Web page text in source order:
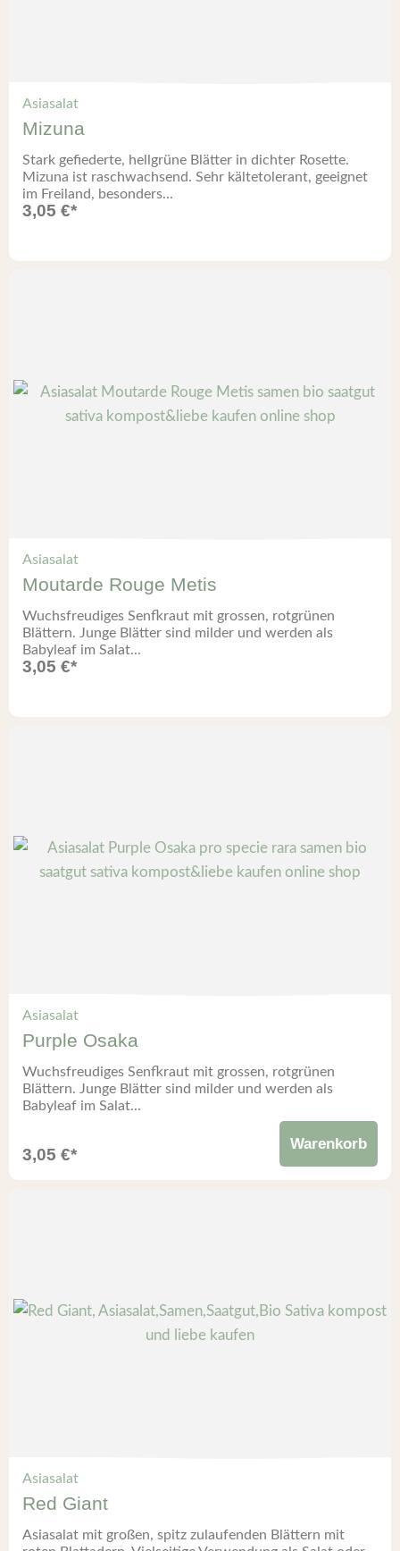
Asiasalat
Mizuna
Stark gefiederte, hellgrüne Blätter in dichter Rosette.
Mizuna ist raschwachsend. Sehr kältetolerant, geeignet
im Freiland, besonders...
3,05 €*
Asiasalat
Moutarde Rouge Metis
Wuchsfreudiges Senfkraut mit grossen, rotgrünen
Blättern. Junge Blätter sind milder und werden als
Babyleaf im Salat...
3,05 €*
Asiasalat
Purple Osaka
Wuchsfreudiges Senfkraut mit grossen, rotgrünen
Blättern. Junge Blätter sind milder und werden als
Babyleaf im Salat...
3,05 €*
Warenkorb
Asiasalat
Red Giant
Asiasalat mit großen, spitz zulaufenden Blättern mit